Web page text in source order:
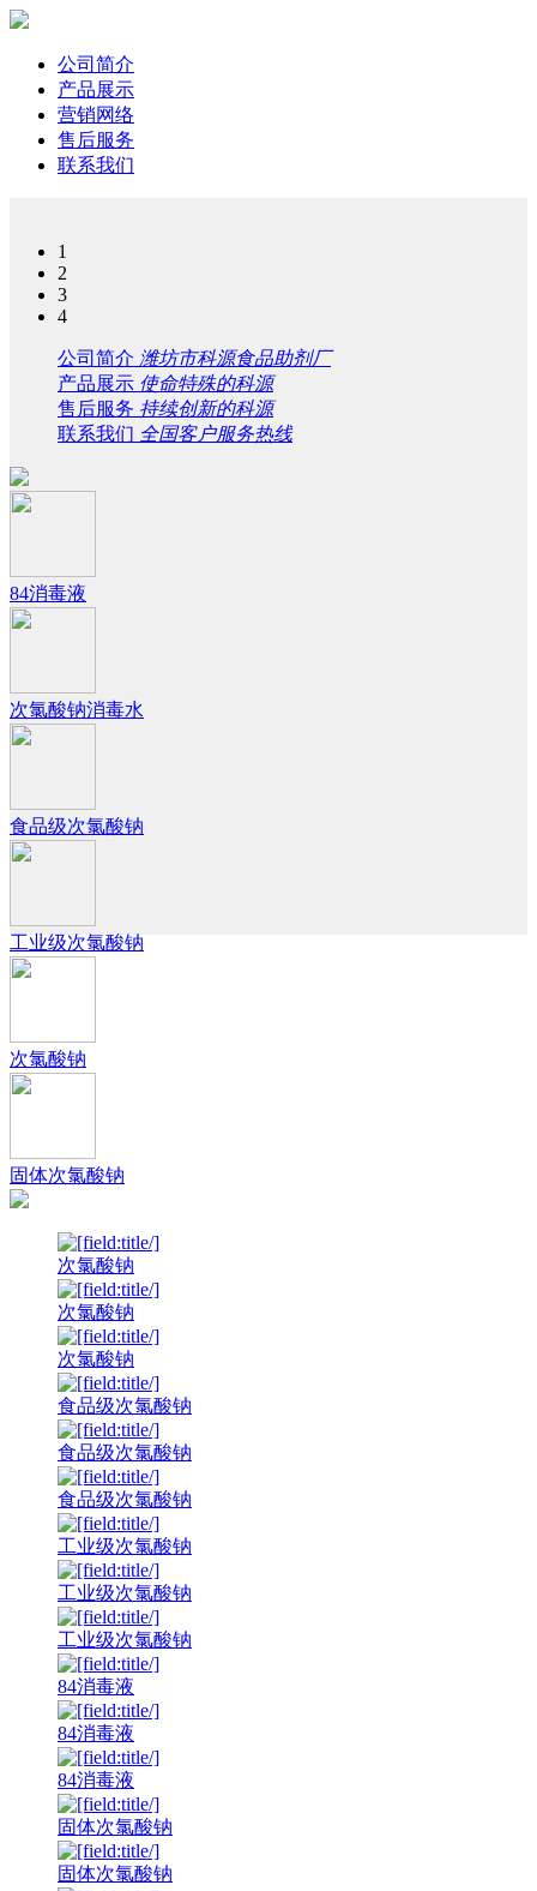
公司简介
产品展示
营销网络
售后服务
联系我们
1
2
3
4
公司简介 潍坊市科源食品助剂厂
产品展示 使命特殊的科源
售后服务 持续创新的科源
联系我们 全国客户服务热线
84消毒液
次氯酸钠消毒水
食品级次氯酸钠
工业级次氯酸钠
次氯酸钠
固体次氯酸钠
次氯酸钠
次氯酸钠
次氯酸钠
食品级次氯酸钠
食品级次氯酸钠
食品级次氯酸钠
工业级次氯酸钠
工业级次氯酸钠
工业级次氯酸钠
84消毒液
84消毒液
84消毒液
固体次氯酸钠
固体次氯酸钠